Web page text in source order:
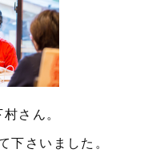
さん。
下さいました。